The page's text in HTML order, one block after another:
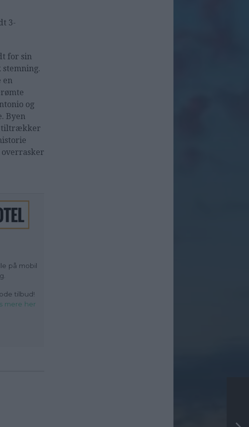
3-
for sin
en
og
Byen
tiltrækker
overrasker
på mobil
tilbud!
mere her